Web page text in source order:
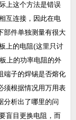
上这个方法是错误
互连接，因此在电
部件单独测量有很大
上的电阻(这里只讨
上的功率电阻的外
端子的焊锡是否熔化
须根据情况用万用表
分析出了哪里的问
盲目更换电阻，而